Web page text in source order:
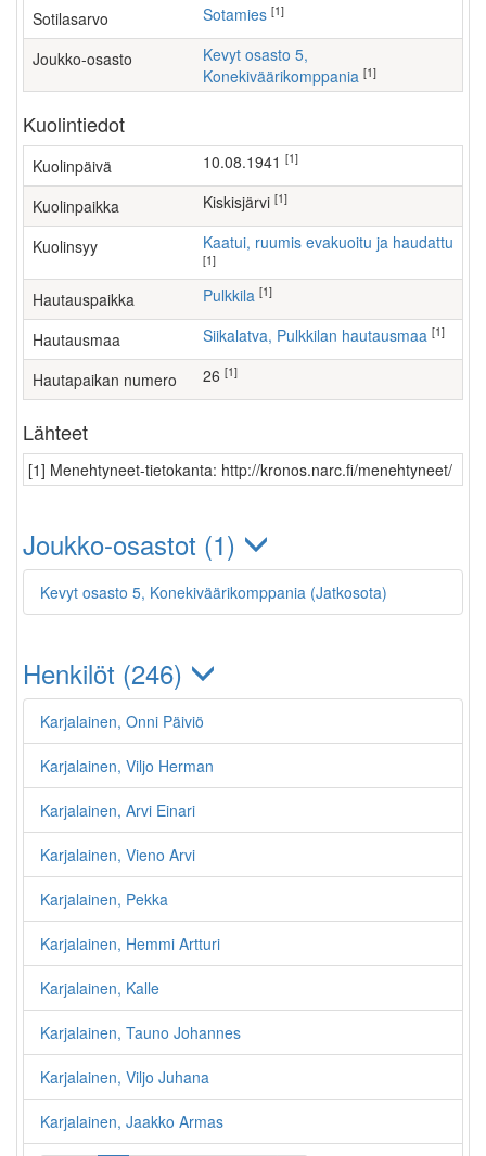
Sotilasarvo Sotamies [1]
Joukko-osasto
Kevyt osasto 5,
Konekiväärikomppania [1]
Kuolintiedot
Kuolinpäivä 10.08.1941 [1]
Kuolinpaikka Kiskisjärvi [1]
Kuolinsyy Kaatui, ruumis evakuoitu ja haudattu
[1]
Hautauspaikka Pulkkila [1]
Hautausmaa Siikalatva, Pulkkilan hautausmaa [1]
Hautapaikan numero 26 [1]
Lähteet
[1] Menehtyneet-tietokanta: http://kronos.narc.fi/menehtyneet/
Joukko-osastot (1)
Kevyt osasto 5, Konekiväärikomppania (Jatkosota)
Henkilöt (246)
Karjalainen, Onni Päiviö
Karjalainen, Viljo Herman
Karjalainen, Arvi Einari
Karjalainen, Vieno Arvi
Karjalainen, Pekka
Karjalainen, Hemmi Artturi
Karjalainen, Kalle
Karjalainen, Tauno Johannes
Karjalainen, Viljo Juhana
Karjalainen, Jaakko Armas